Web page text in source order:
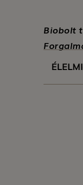
Biobolt